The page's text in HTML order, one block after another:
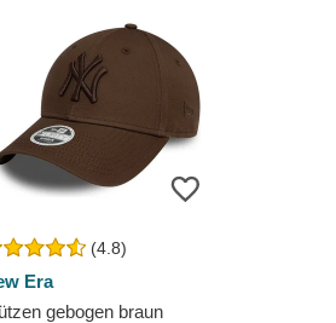
(4.8)
Era
gebogen braun